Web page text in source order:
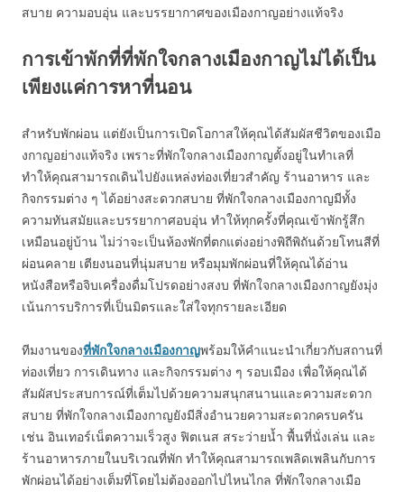
สบาย ความอบอุ่น และบรรยากาศของเมืองกาญอย่างแท้จริง
การเข้าพักที่ที่พักใจกลางเมืองกาญไม่ได้เป็น
เพียงแค่การหาที่นอน
สำหรับพักผ่อน แต่ยังเป็นการเปิดโอกาสให้คุณได้สัมผัสชีวิตของเมือ
งกาญอย่างแท้จริง เพราะที่พักใจกลางเมืองกาญตั้งอยู่ในทำเลที่
ทำให้คุณสามารถเดินไปยังแหล่งท่องเที่ยวสำคัญ ร้านอาหาร และ
กิจกรรมต่าง ๆ ได้อย่างสะดวกสบาย ที่พักใจกลางเมืองกาญมีทั้ง
ความทันสมัยและบรรยากาศอบอุ่น ทำให้ทุกครั้งที่คุณเข้าพักรู้สึก
เหมือนอยู่บ้าน ไม่ว่าจะเป็นห้องพักที่ตกแต่งอย่างพิถีพิถันด้วยโทนสีที่
ผ่อนคลาย เตียงนอนที่นุ่มสบาย หรือมุมพักผ่อนที่ให้คุณได้อ่าน
หนังสือหรือจิบเครื่องดื่มโปรดอย่างสงบ ที่พักใจกลางเมืองกาญยังมุ่ง
เน้นการบริการที่เป็นมิตรและใส่ใจทุกรายละเอียด
ทีมงานของที่พักใจกลางเมืองกาญพร้อมให้คำแนะนำเกี่ยวกับสถานที่
ท่องเที่ยว การเดินทาง และกิจกรรมต่าง ๆ รอบเมือง เพื่อให้คุณได้
สัมผัสประสบการณ์ที่เต็มไปด้วยความสนุกสนานและความสะดวก
สบาย ที่พักใจกลางเมืองกาญยังมีสิ่งอำนวยความสะดวกครบครัน
เช่น อินเทอร์เน็ตความเร็วสูง ฟิตเนส สระว่ายน้ำ พื้นที่นั่งเล่น และ
ร้านอาหารภายในบริเวณที่พัก ทำให้คุณสามารถเพลิดเพลินกับการ
พักผ่อนได้อย่างเต็มที่โดยไม่ต้องออกไปไหนไกล ที่พักใจกลางเมือ